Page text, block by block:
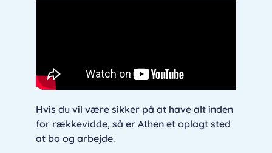
Hvis du vil være sikker på at have alt inden
for rækkevidde, så er Athen et oplagt sted
at bo og arbejde.